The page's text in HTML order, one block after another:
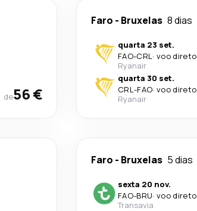
de56 €
Faro - Bruxelas 8 dias
quarta 23 set.
FAO-CRL· voo direto
Ryanair
quarta 30 set.
CRL-FAO· voo direto
Ryanair
Faro - Bruxelas 5 dias
sexta 20 nov.
FAO-BRU· voo direto
Transavia